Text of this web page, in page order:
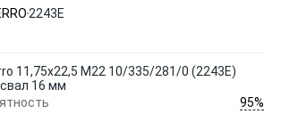
2243E
11,75x22,5 M22 10/335/281/0 (2243E)
16 мм
95%